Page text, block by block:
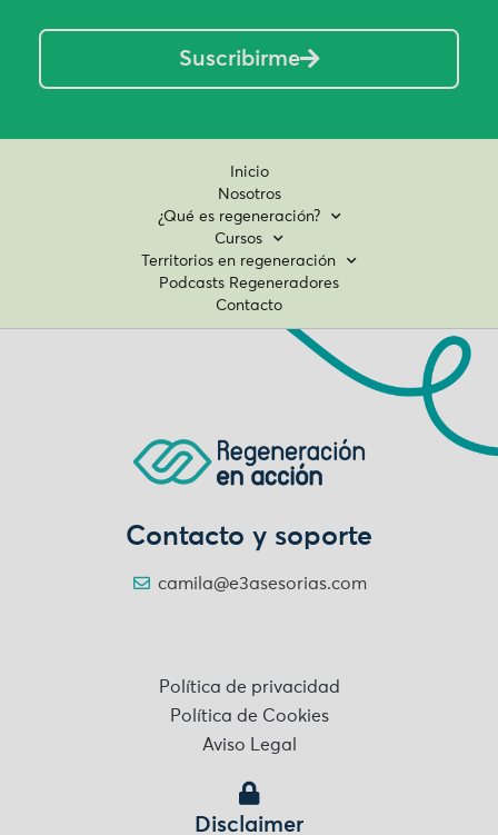
Suscribirme
Inicio
Nosotros
¿Qué es regeneración?
Cursos
Territorios en regeneración
Podcasts Regeneradores
Contacto
Contacto y soporte
camila@e3asesorias.com
Política de privacidad
Política de Cookies
Aviso Legal
Disclaimer